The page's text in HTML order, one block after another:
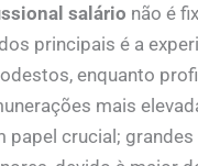
salário não é
principais é a
enquanto
mais
papel crucial;